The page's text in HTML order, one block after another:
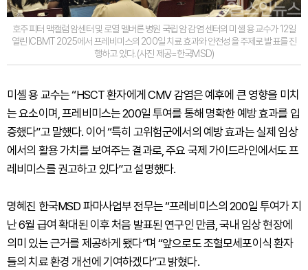
호주 피터 맥캘럼 암센터 및 로열 멜버른 병원 국립 암 감염 센터의 미셸 용 교수가 12일
열린 ICBMT 2025에서 프레비미스의 200일 치료 효과와 안전성을 주제로 발표를 진
행하고 있다. (사진 제공=한국MSD)
미셸 용 교수는 “HSCT 환자에게 CMV 감염은 예후에 큰 영향을 미치
는 요소이며, 프레비미스는 200일 투여를 통해 명확한 예방 효과를 입
증했다”고 말했다. 이어 “특히 고위험군에서의 예방 효과는 실제 임상
에서의 활용 가치를 보여주는 결과로, 주요 국제 가이드라인에서도 프
레비미스를 권고하고 있다”고 설명했다.
명혜진 한국MSD 파마사업부 전무는 “프레비미스의 200일 투여가 지
난 6월 급여 확대된 이후 처음 발표된 연구인 만큼, 국내 임상 현장에
의미 있는 근거를 제공하게 됐다”며 “앞으로도 조혈모세포이식 환자
들의 치료 환경 개선에 기여하겠다”고 밝혔다.